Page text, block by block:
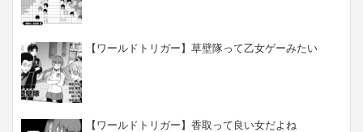
【ワールドトリガー】草壁隊って乙女ゲーみたい
【ワールドトリガー】香取って良い女だよね